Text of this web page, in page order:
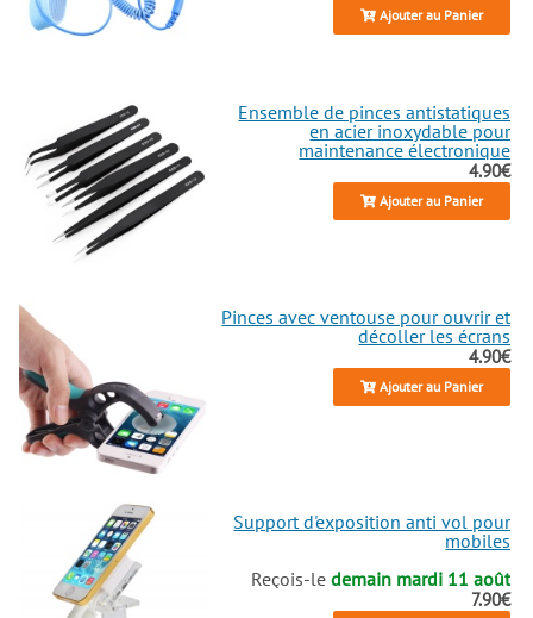
Ajouter au Panier
Ensemble de pinces antistatiques
en acier inoxydable pour
maintenance électronique
4.90€
Ajouter au Panier
Pinces avec ventouse pour ouvrir et
décoller les écrans
4.90€
Ajouter au Panier
Support d'exposition anti vol pour
mobiles
Reçois-ledemain mardi 11 août
7.90€